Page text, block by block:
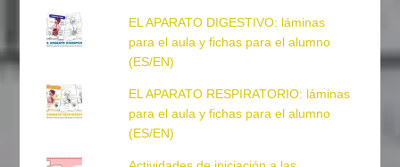
EL APARATO DIGESTIVO: láminas
para el aula y fichas para el alumno
(ES/EN)
EL APARATO RESPIRATORIO: láminas
para el aula y fichas para el alumno
(ES/EN)